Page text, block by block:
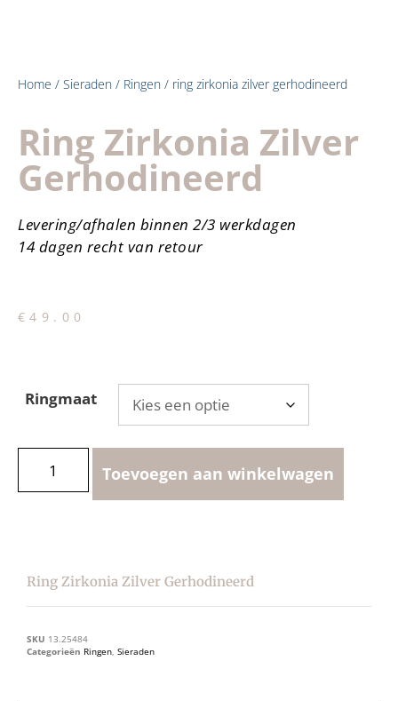
Home / Sieraden / Ringen / ring zirkonia zilver gerhodineerd
Ring Zirkonia Zilver
Gerhodineerd
Levering/afhalen binnen 2/3 werkdagen
14 dagen recht van retour
€49.00
Ringmaat
Toevoegen aan winkelwagen
Ring Zirkonia Zilver Gerhodineerd
SKU 13.25484
Categorieën Ringen, Sieraden